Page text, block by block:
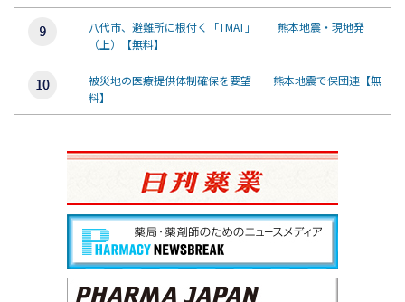
八代市、避難所に根付く「TMAT」 熊本地震・現地発
（上）【無料】
被災地の医療提供体制確保を要望 熊本地震で保団連【無
料】